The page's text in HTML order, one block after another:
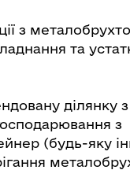
з
та
ділянку
з
(будь-яку